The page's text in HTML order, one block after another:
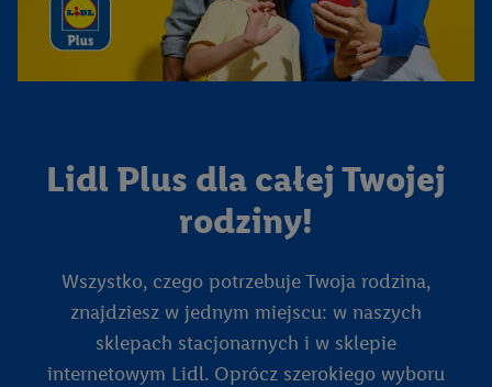
Lidl Plus dla całej Twojej
rodziny!
Wszystko, czego potrzebuje Twoja rodzina,
znajdziesz w jednym miejscu: w naszych
sklepach stacjonarnych i w sklepie
internetowym Lidl. Oprócz szerokiego wyboru